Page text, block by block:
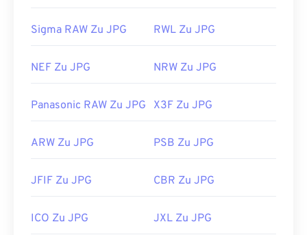
Sigma RAW Zu JPG RWL Zu JPG
NEF Zu JPG NRW Zu JPG
Panasonic RAW Zu JPG X3F Zu JPG
ARW Zu JPG PSB Zu JPG
JFIF Zu JPG CBR Zu JPG
ICO Zu JPG JXL Zu JPG